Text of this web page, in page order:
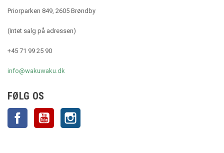
Priorparken 849, 2605 Brøndby
(Intet salg på adressen)
+45 71 99 25 90
info@wakuwaku.dk
FØLG OS
Facebook YouTube